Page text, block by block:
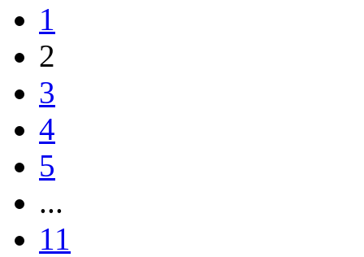
1
2
3
4
5
...
11